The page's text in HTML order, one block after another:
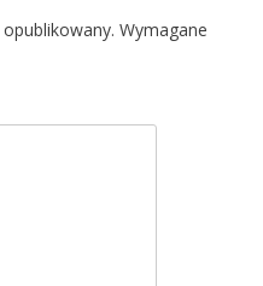
Wymagane